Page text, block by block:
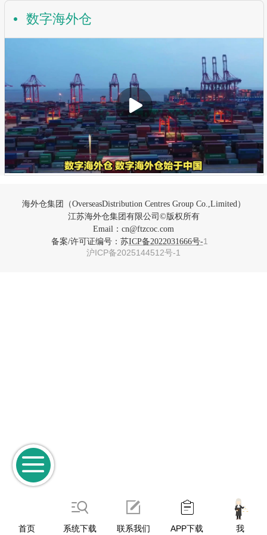
数字海外仓
海外仓集团（OverseasDistribution Centres Group Co.,Limited）
江苏海外仓集团有限公司©版权所有
Email：cn@ftzcoc.com
备案/许可证编号：苏ICP备2022031666号-1
沪ICP备2025144512号-1
首页 系统下载 联系我们 APP下载 我